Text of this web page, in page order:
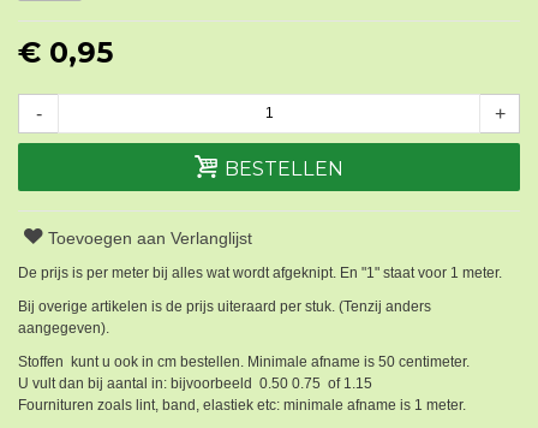
€ 0,95
- +
BESTELLEN
Toevoegen aan Verlanglijst
De prijs is per meter bij alles wat wordt afgeknipt. En "1" staat voor 1 meter.
Bij overige artikelen is de prijs uiteraard per stuk. (Tenzij anders
aangegeven).
Stoffen kunt u ook in cm bestellen. Minimale afname is 50 centimeter.
U vult dan bij aantal in: bijvoorbeeld 0.50 0.75 of 1.15
Fournituren zoals lint, band, elastiek etc: minimale afname is 1 meter.